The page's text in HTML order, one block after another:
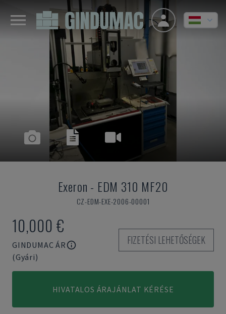
Exeron - EDM 310 MF20
CZ-EDM-EXE-2006-00001
10,000 €
GINDUMAC ÁR
(Gyári)
FIZETÉSI LEHETŐSÉGEK
HIVATALOS ÁRAJÁNLAT KÉRÉSE